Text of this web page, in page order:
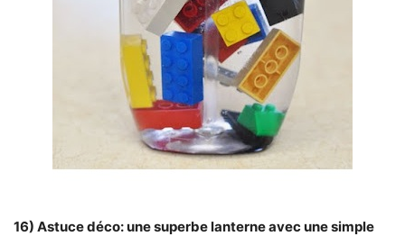
16) Astuce déco: une superbe lanterne avec une simple